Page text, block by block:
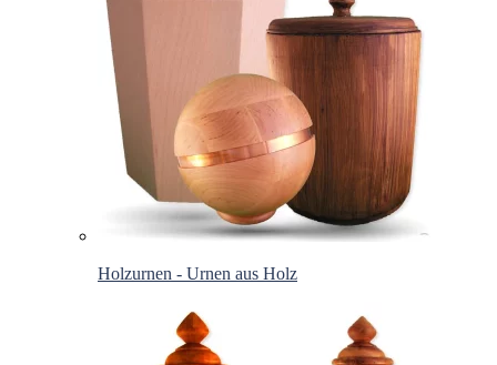
Holzurnen - Urnen aus Holz